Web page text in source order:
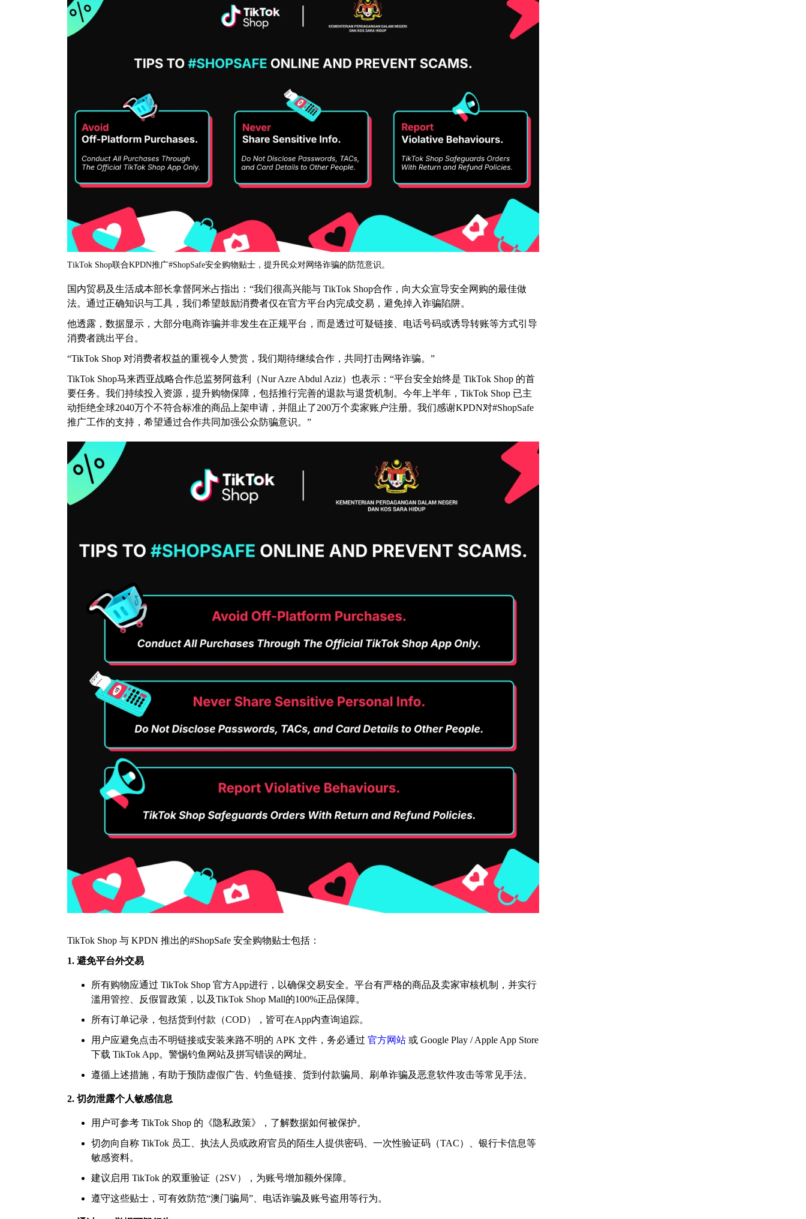
TikTok Shop联合KPDN推广#ShopSafe安全购物贴士，提升民众对网络诈骗的防范意识。
国内贸易及生活成本部长拿督阿米占指出：“我们很高兴能与 TikTok Shop合作，向大众宣导安全网购的最佳做
法。通过正确知识与工具，我们希望鼓励消费者仅在官方平台内完成交易，避免掉入诈骗陷阱。
他透露，数据显示，大部分电商诈骗并非发生在正规平台，而是透过可疑链接、电话号码或诱导转账等方式引导
消费者跳出平台。
“TikTok Shop 对消费者权益的重视令人赞赏，我们期待继续合作，共同打击网络诈骗。”
TikTok Shop马来西亚战略合作总监努阿兹利（Nur Azre Abdul Aziz）也表示：“平台安全始终是 TikTok Shop 的首
要任务。我们持续投入资源，提升购物保障，包括推行完善的退款与退货机制。今年上半年，TikTok Shop 已主
动拒绝全球2040万个不符合标准的商品上架申请，并阻止了200万个卖家账户注册。我们感谢KPDN对#ShopSafe
推广工作的支持，希望通过合作共同加强公众防骗意识。”
TikTok Shop 与 KPDN 推出的#ShopSafe 安全购物贴士包括：
1. 避免平台外交易
所有购物应通过 TikTok Shop 官方App进行，以确保交易安全。平台有严格的商品及卖家审核机制，并实行
滥用管控、反假冒政策，以及TikTok Shop Mall的100%正品保障。
所有订单记录，包括货到付款（COD），皆可在App内查询追踪。
用户应避免点击不明链接或安装来路不明的 APK 文件，务必通过 官方网站 或 Google Play / Apple App Store
下载 TikTok App。警惕钓鱼网站及拼写错误的网址。
遵循上述措施，有助于预防虚假广告、钓鱼链接、货到付款骗局、刷单诈骗及恶意软件攻击等常见手法。
2. 切勿泄露个人敏感信息
用户可参考 TikTok Shop 的《隐私政策》，了解数据如何被保护。
切勿向自称 TikTok 员工、执法人员或政府官员的陌生人提供密码、一次性验证码（TAC）、银行卡信息等
敏感资料。
建议启用 TikTok 的双重验证（2SV），为账号增加额外保障。
遵守这些贴士，可有效防范“澳门骗局”、电话诈骗及账号盗用等行为。